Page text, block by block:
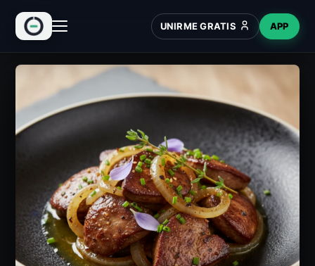
INICIO
HUB
WIKI
NUEVO
UNIRME GRATIS APP